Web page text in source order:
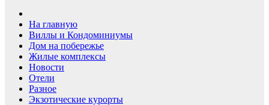
На главную
Виллы и Кондоминиумы
Дом на побережье
Жилые комплексы
Новости
Отели
Разное
Экзотические курорты